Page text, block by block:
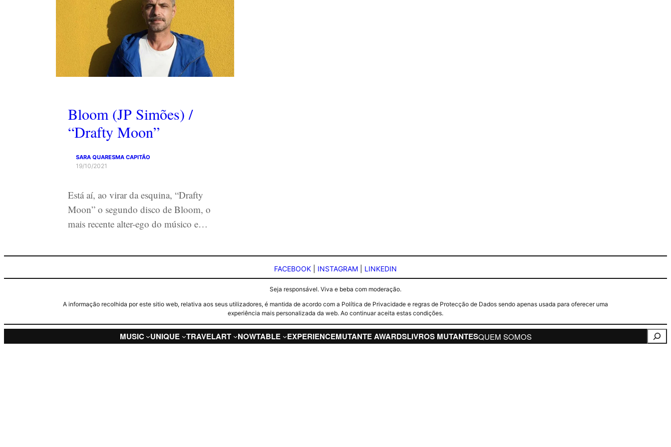
Bloom (JP Simões) /
“Drafty Moon”
SARA QUARESMA CAPITÃO
19/10/2021
Está aí, ao virar da esquina, “Drafty
Moon” o segundo disco de Bloom, o
mais recente alter-ego do músico e…
FACEBOOK INSTAGRAM LINKEDIN
Seja responsável. Viva e beba com moderação.
A informação recolhida por este sitio web, relativa aos seus utilizadores, é mantida de acordo com a Política de Privacidade e regras de Protecção de Dados sendo apenas usada para oferecer uma
experiência mais personalizada da web. Ao continuar aceita estas condições.
MUSIC UNIQUE TRAVELART NOWTABLE EXPERIENCEMUTANTE AWARDSLIVROS MUTANTESQUEM SOMOS